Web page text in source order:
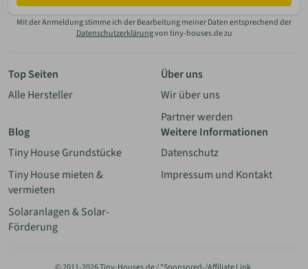
Mit der Anmeldung stimme ich der Bearbeitung meiner Daten entsprechend der
Datenschutzerklärungvon tiny-houses.de zu
Top Seiten
Alle Hersteller
Über uns
Wir über uns
Partner werden
Blog
Tiny House Grundstücke
Tiny House mieten &
vermieten
Solaranlagen & Solar-
Förderung
Weitere Informationen
Datenschutz
Impressum und Kontakt